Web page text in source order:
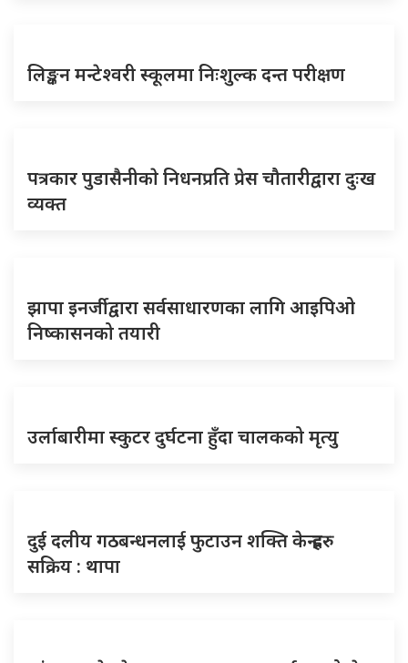
लिङ्कन मन्टेश्वरी स्कूलमा निःशुल्क दन्त परीक्षण
पत्रकार पुडासैनीकाे निधनप्रति प्रेस चौतारीद्वारा दुःख
व्यक्त
झापा इनर्जीद्वारा सर्वसाधारणका लागि आइपिओ
निष्कासनको तयारी
उर्लाबारीमा स्कुटर दुर्घटना हुँदा चालकको मृत्यु
दुई दलीय गठबन्धनलाई फुटाउन शक्ति केन्द्रहरु
सक्रिय : थापा